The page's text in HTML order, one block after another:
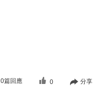
0篇回應 0 分享